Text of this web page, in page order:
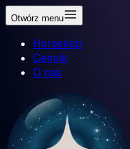
Otwórz menu
Horoskop
Cennik
O nas